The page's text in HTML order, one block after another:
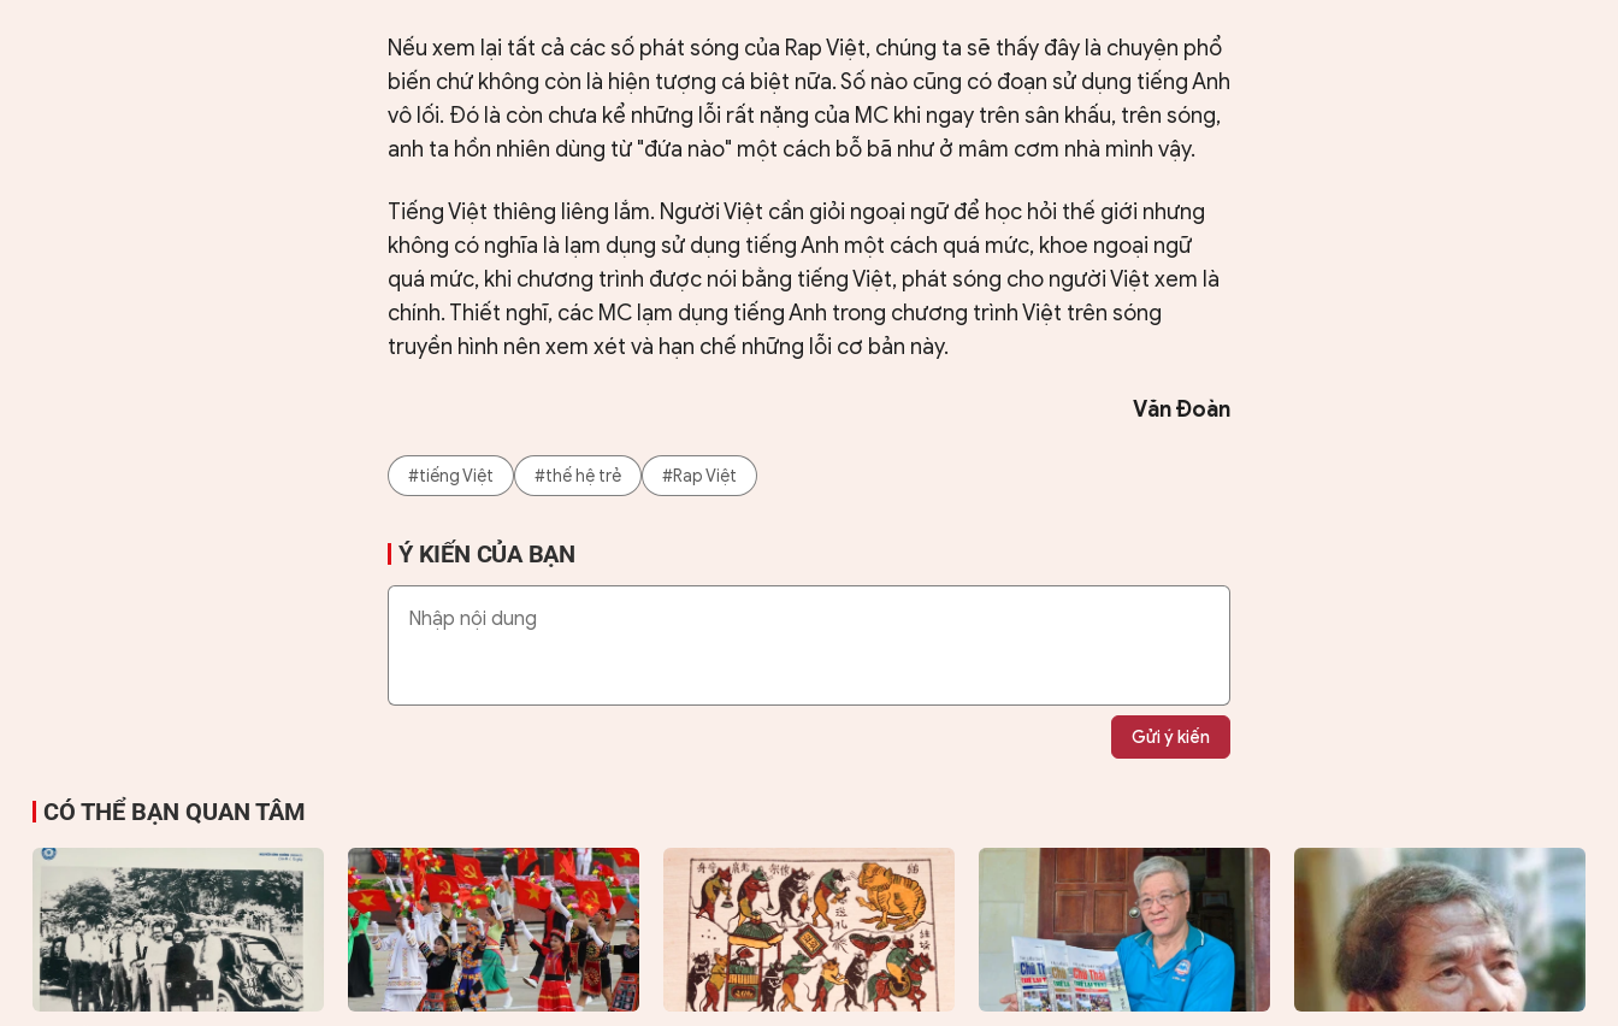
Tìm kiếm
Nếu xem lại tất cả các số phát sóng của Rap Việt, chúng ta sẽ thấy đây là chuyện phổ
biến chứ không còn là hiện tượng cá biệt nữa. Số nào cũng có đoạn sử dụng tiếng Anh
vô lối. Đó là còn chưa kể những lỗi rất nặng của MC khi ngay trên sân khấu, trên sóng,
anh ta hồn nhiên dùng từ "đứa nào" một cách bỗ bã như ở mâm cơm nhà mình vậy.
Tiếng Việt thiêng liêng lắm. Người Việt cần giỏi ngoại ngữ để học hỏi thế giới nhưng
không có nghĩa là lạm dụng sử dụng tiếng Anh một cách quá mức, khoe ngoại ngữ
quá mức, khi chương trình được nói bằng tiếng Việt, phát sóng cho người Việt xem là
chính. Thiết nghĩ, các MC lạm dụng tiếng Anh trong chương trình Việt trên sóng
truyền hình nên xem xét và hạn chế những lỗi cơ bản này.
Văn Đoàn
#tiếng Việt #thế hệ trẻ #Rap Việt
Ý KIẾN CỦA BẠN
Gửi ý kiến
CÓ THỂ BẠN QUAN TÂM